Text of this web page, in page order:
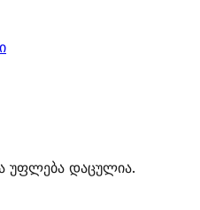
უფლება დაცულია.